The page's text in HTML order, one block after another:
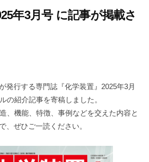
年3月号 に記事が掲載さ
発行する専門誌『化学装置』2025年3月
の紹介記事を寄稿しました。
、機能、特徴、事例などを交えた内容と
、ぜひご一読ください。